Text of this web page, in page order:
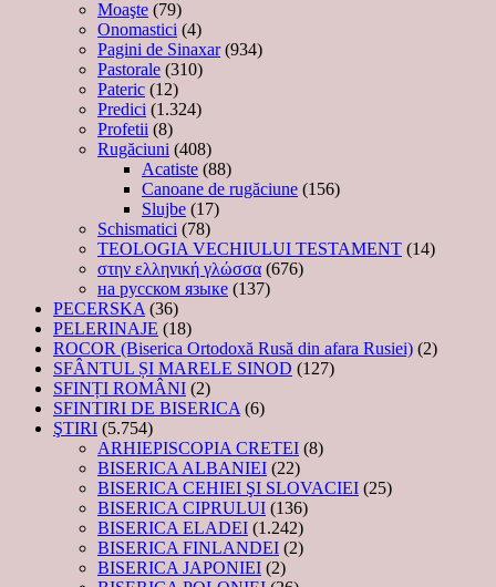
Moaşte (79)
Onomastici (4)
Pagini de Sinaxar(934)
Pastorale (310)
Pateric (12)
Predici (1.324)
Profetii (8)
Rugăciuni (408)
Acatiste (88)
Canoane de rugăciune (156)
Slujbe (17)
Schismatici (78)
TEOLOGIA VECHIULUI TESTAMENT (14)
στην ελληνική γλώσσα (676)
на русском языке (137)
PECERSKA (36)
PELERINAJE (18)
ROCOR (Biserica Ortodoxă Rusă din afara Rusiei) (2)
SFÂNTUL ȘI MARELE SINOD (127)
SFINȚI ROMÂNI (2)
SFINTIRI DE BISERICA (6)
ŞTIRI (5.754)
ARHIEPISCOPIA CRETEI (8)
BISERICA ALBANIEI (22)
BISERICA CEHIEI ŞI SLOVACIEI (25)
BISERICA CIPRULUI (136)
BISERICA ELADEI (1.242)
BISERICA FINLANDEI (2)
BISERICA JAPONIEI (2)